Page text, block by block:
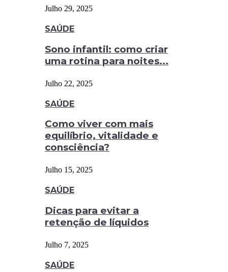
Julho 29, 2025
SAÚDE
Sono infantil: como criar
uma rotina para noites...
Julho 22, 2025
SAÚDE
Como viver com mais
equilíbrio, vitalidade e
consciência?
Julho 15, 2025
SAÚDE
Dicas para evitar a
retenção de líquidos
Julho 7, 2025
SAÚDE